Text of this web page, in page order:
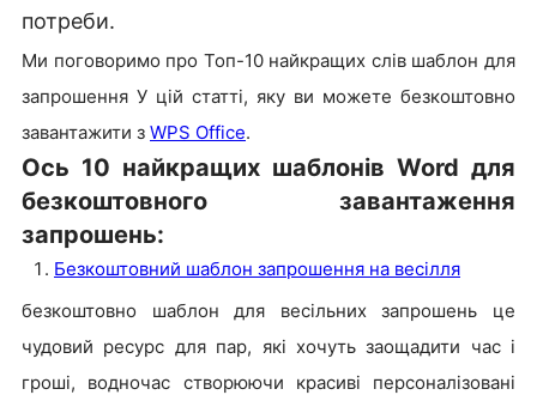
потреби.
Ми поговоримо про Топ-10 найкращих слів шаблон для
запрошення У цій статті, яку ви можете безкоштовно
завантажити з WPS Office.
Ось 10 найкращих шаблонів Word для
безкоштовного завантаження
запрошень:
Безкоштовний шаблон запрошення на весілля
безкоштовно шаблон для весільних запрошень це
чудовий ресурс для пар, які хочуть заощадити час і
гроші, водночас створюючи красиві персоналізовані